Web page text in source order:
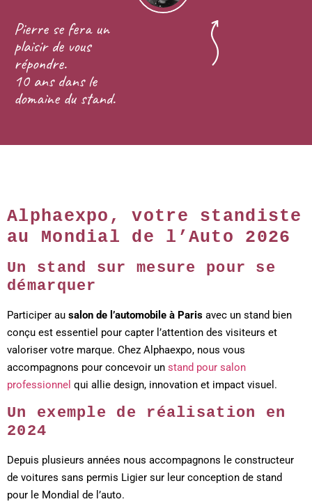
Pierre se fera un
plaisir de vous
répondre.
10 ans dans le
domaine du stand.
Alphaexpo, votre standiste
au Mondial de l’Auto 2026
Un stand sur mesure pour se
démarquer
Participer au salon de l’automobile à Paris avec un stand bien
conçu est essentiel pour capter l’attention des visiteurs et
valoriser votre marque. Chez Alphaexpo, nous vous
accompagnons pour concevoir un stand pour salon
professionnel qui allie design, innovation et impact visuel.
Un exemple de réalisation en
2024
Depuis plusieurs années nous accompagnons le constructeur
de voitures sans permis Ligier sur leur conception de stand
pour le Mondial de l’auto.